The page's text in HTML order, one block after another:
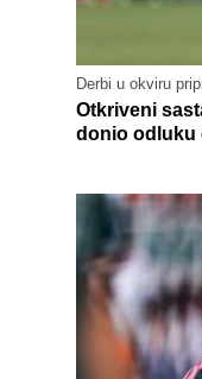
Derbi u okviru
Otkriveni
donio odluku